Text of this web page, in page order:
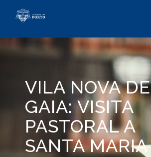
VILA NOVA DE
GAIA: VISITA
PASTORAL A
SANTA MARIA